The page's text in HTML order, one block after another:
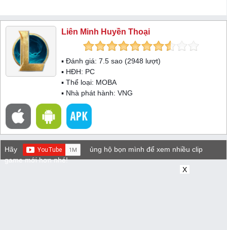
Liên Minh Huyền Thoại
▪ Đánh giá: 7.5 sao (2948 lượt)
▪ HĐH: PC
▪ Thể loại: MOBA
▪ Nhà phát hành: VNG
Hãy
ủng hộ bọn mình để xem nhiều clip
game mới hơn nhé!
X